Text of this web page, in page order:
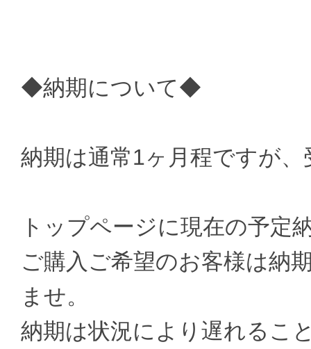
◆納期について◆
納期は通常1ヶ月程ですが
トップページに現在の予定
ご購入ご希望のお客様は納
ませ。
納期は状況により遅れるこ